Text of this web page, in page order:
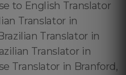
to English Translator
Translator in
Translator in
Translator in
Translator in Branford,